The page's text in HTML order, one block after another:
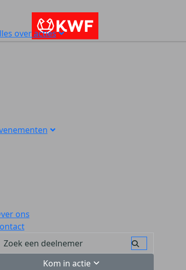
over acties
ons
Kom in actie